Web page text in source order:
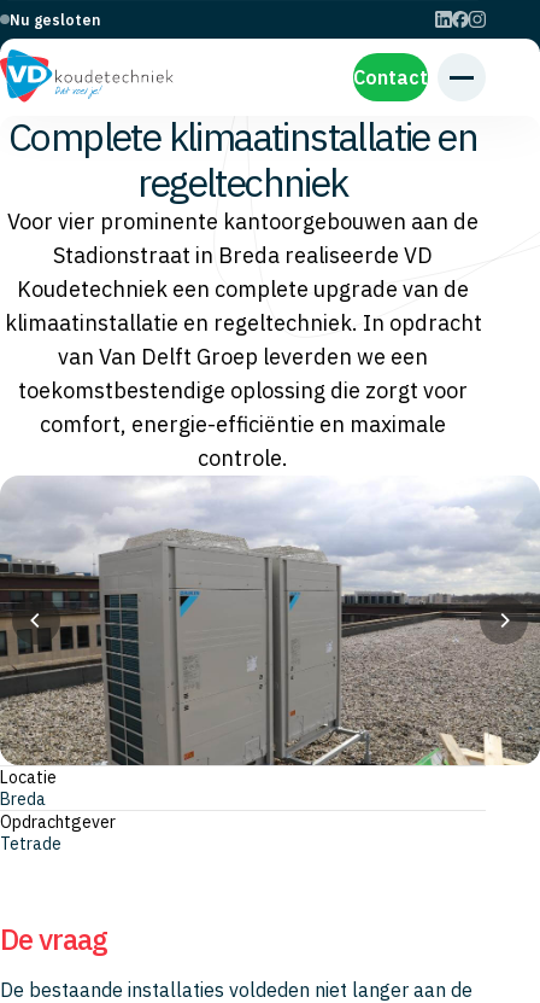
Nu gesloten
Contact
Complete klimaatinstallatie en
regeltechniek
Voor vier prominente kantoorgebouwen aan de
Stadionstraat in Breda realiseerde VD
Koudetechniek een complete upgrade van de
klimaatinstallatie en regeltechniek. In opdracht
van Van Delft Groep leverden we een
toekomstbestendige oplossing die zorgt voor
comfort, energie-efficiëntie en maximale
controle.
Locatie
Breda
Opdrachtgever
Tetrade
De vraag
De bestaande installaties voldeden niet langer aan de